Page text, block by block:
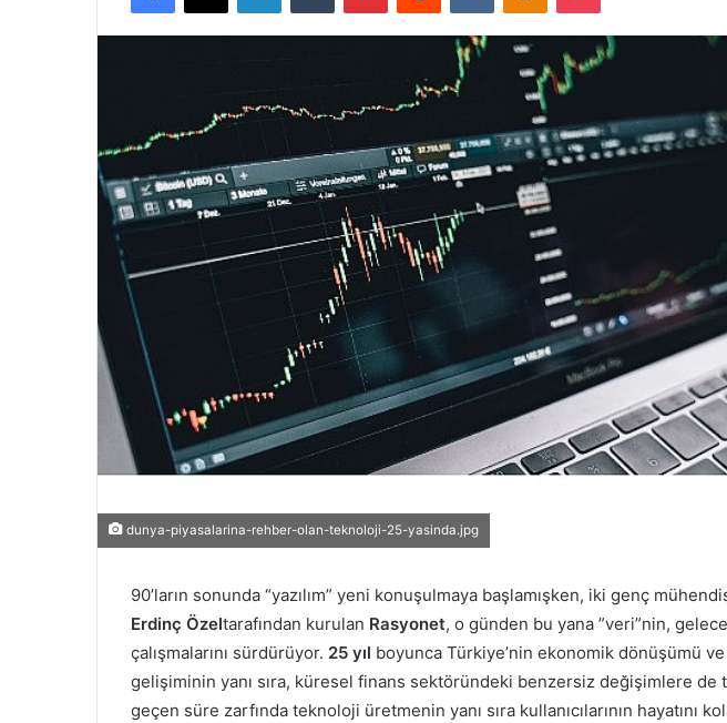
dunya-piyasalarina-rehber-olan-teknoloji-25-yasinda.jpg
90’ların sonunda “yazılım” yeni konuşulmaya başlamışken, iki genç
Erdinç Özeltarafından kurulan Rasyonet, o günden bu yana ”veri”nin,
çalışmalarını sürdürüyor. 25 yıl boyunca Türkiye’nin ekonomik dönüşümü ve
gelişiminin yanı sıra, küresel finans sektöründeki benzersiz değişimlere de
geçen süre zarfında teknoloji üretmenin yanı sıra kullanıcılarının hayatını